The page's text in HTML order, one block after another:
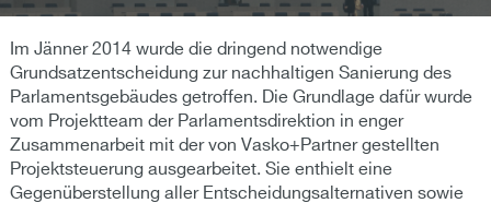
Im Jänner 2014 wurde die dringend notwendige
Grundsatzentscheidung zur nachhaltigen Sanierung des
Parlamentsgebäudes getroffen. Die Grundlage dafür wurde
vom Projektteam der Parlamentsdirektion in enger
Zusammenarbeit mit der von Vasko+Partner gestellten
Projektsteuerung ausgearbeitet. Sie enthielt eine
Gegenüberstellung aller Entscheidungsalternativen sowie